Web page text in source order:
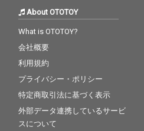
About OTOTOY
What is OTOTOY?
会社概要
利用規約
プライバシー・ポリシー
特定商取引法に基づく表示
外部データ連携しているサービ
スについて